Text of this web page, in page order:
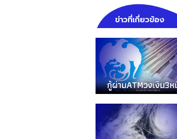
ข่าวที่เกี่ยวข้อง